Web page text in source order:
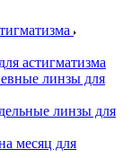
астигматизма
линзы для
линзы для
месяц для